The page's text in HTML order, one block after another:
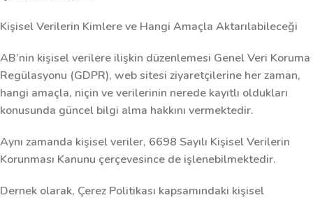
Kişisel Verilerin Kimlere ve Hangi Amaçla Aktarılabileceği
AB’nin kişisel verilere ilişkin düzenlemesi Genel Veri Koruma
Regülasyonu (GDPR), web sitesi ziyaretçilerine her zaman,
hangi amaçla, niçin ve verilerinin nerede kayıtlı oldukları
konusunda güncel bilgi alma hakkını vermektedir.
Aynı zamanda kişisel veriler, 6698 Sayılı Kişisel Verilerin
Korunması Kanunu çerçevesince de işlenebilmektedir.
Dernek olarak, Çerez Politikası kapsamındaki kişisel